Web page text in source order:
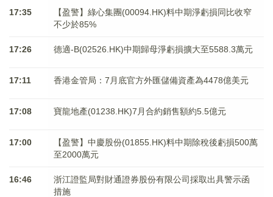
17:35
【盈警】綠心集團(00094.HK)料中期淨虧損同比收窄
不少於85%
17:26 德適-B(02526.HK)中期歸母淨虧損擴大至5588.3萬元
17:11 香港金管局：7月底官方外匯儲備資產為4478億美元
17:08 寶龍地產(01238.HK)7月合約銷售額約5.5億元
17:00
【盈警】中慶股份(01855.HK)料中期除稅後虧損500萬
至2000萬元
16:46
浙江證監局對財通證券股份有限公司採取出具警示函
措施